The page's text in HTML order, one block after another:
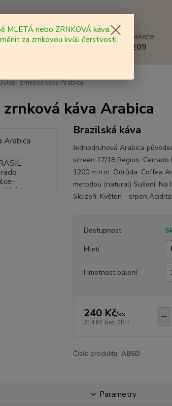
Nevíte si rady? Zavolejte.
+420 602 577 209
zrnková káva Arabica
káva Arabica
Brazilská káva
Jednodruhová Arabica
screen 17/18 Region:
1200 m.n.m. Odrůda: Coffea
metodou (natural) Sušení:
Sklizeň: Květen - srpen
Dostupnost
Mletí
Hmotnost balení
240 Kč/ks
214 Kč bez DPH
Číslo produktu: AB6D
Parametry
MLETÁ nebo ZRNKOVÁ káva.
za zrnkovou kvůli čerstvosti.